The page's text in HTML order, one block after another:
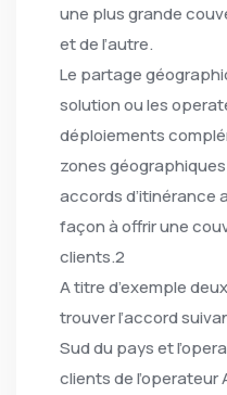
une plus grande
et de l’autre.
Le partage
solution ou les
déploiements
zones
accords d’itinérance
façon à offrir une
clients.2
A titre d’exemple
trouver l’accord
Sud du pays et
clients de l’operateur